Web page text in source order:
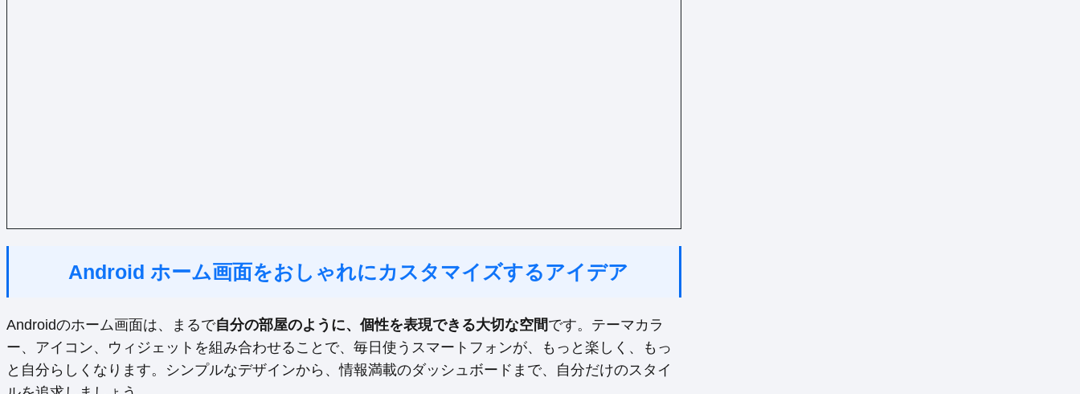
Android ホーム画面をおしゃれにカスタマイズするアイデア
Androidのホーム画面は、まるで自分の部屋のように、個性を表現できる大切な空間です。テーマカラ
ー、アイコン、ウィジェットを組み合わせることで、毎日使うスマートフォンが、もっと楽しく、もっ
と自分らしくなります。シンプルなデザインから、情報満載のダッシュボードまで、自分だけのスタイ